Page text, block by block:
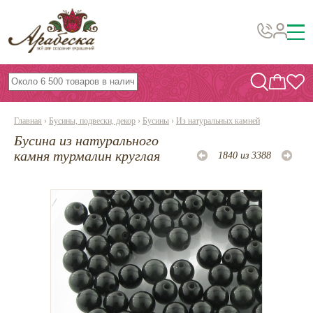
Бусины, подвески, декор
Бисер
Фурнитура
Инструменты и материалы
Эпоксидная смола
Шнуры, ленты, нитки
По темам и сезонам
Главная › Бусины, подвески, декор › Бусины › Из натуральных камней
Бусина из натурального
камня турмалин круглая
1840 из 3388